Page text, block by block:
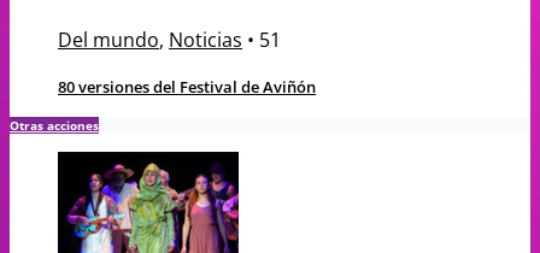
Del mundo, Noticias • 51
80 versiones del Festival de Aviñón
Otras acciones